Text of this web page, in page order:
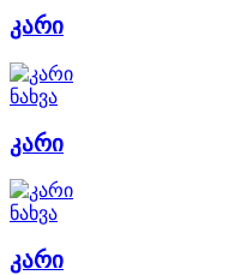
კარი
ნახვა
კარი
ნახვა
კარი